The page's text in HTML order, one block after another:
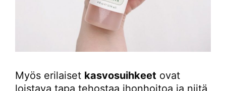
Myös erilaiset kasvosuihkeet ovat
loistava tapa tehostaa ihonhoitoa ja niitä